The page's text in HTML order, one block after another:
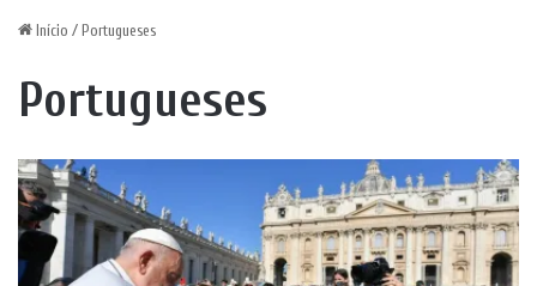
Início / Portugueses
Portugueses